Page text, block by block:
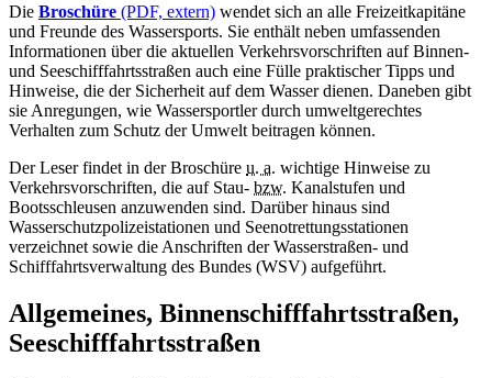
Die Broschüre (PDF, extern) wendet sich an alle Freizeitkapitäne
und Freunde des Wassersports. Sie enthält neben umfassenden
Informationen über die aktuellen Verkehrsvorschriften auf Binnen-
und Seeschifffahrtsstraßen auch eine Fülle praktischer Tipps und
Hinweise, die der Sicherheit auf dem Wasser dienen. Daneben gibt
sie Anregungen, wie Wassersportler durch umweltgerechtes
Verhalten zum Schutz der Umwelt beitragen können.
Der Leser findet in der Broschüre u. a. wichtige Hinweise zu
Verkehrsvorschriften, die auf Stau- bzw. Kanalstufen und
Bootsschleusen anzuwenden sind. Darüber hinaus sind
Wasserschutzpolizeistationen und Seenotrettungsstationen
verzeichnet sowie die Anschriften der Wasserstraßen- und
Schifffahrtsverwaltung des Bundes (WSV) aufgeführt.
Allgemeines, Binnenschifffahrtsstraßen,
Seeschifffahrtsstraßen